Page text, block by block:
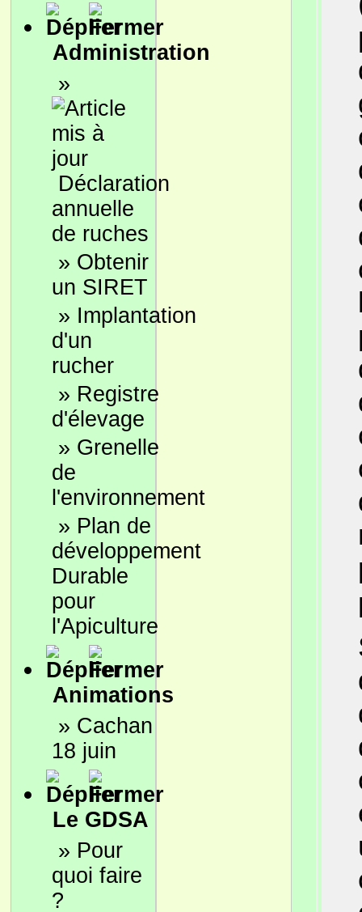
Administration
»
Déclaration
annuelle
de ruches
» Obtenir
un SIRET
» Implantation
d'un
rucher
» Registre
d'élevage
» Grenelle
de
l'environnement
» Plan de
développement
Durable
pour
l'Apiculture
Animations
» Cachan
18 juin
Le GDSA
» Pour
quoi faire
?